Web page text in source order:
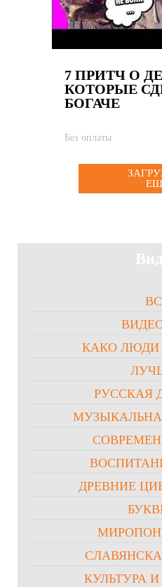
7 ПРИТЧ О
КОТОРЫЕ
БОГАЧЕ
Без оплаты
КАКО ЛЮДИ
РУССКАЯ
ДРЕВНИЕ
КУЛЬТУРА